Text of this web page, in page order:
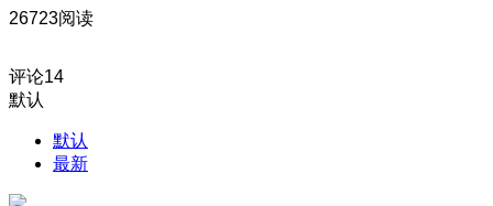
26723阅读
评论14
默认
默认
最新